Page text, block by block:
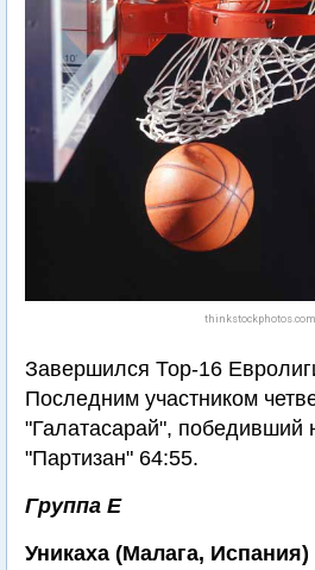
thinkstockphotos.com
Завершился Тор-16
Последним участником
"Галатасарай", победивший
"Партизан" 64:55.
Группа Е
Уникаха (Малага,